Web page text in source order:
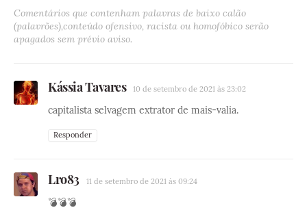
Comentários que contenham palavras de baixo calão
(palavrões),conteúdo ofensivo, racista ou homofóbico serão
apagados sem prévio aviso.
Kássia Tavares 10 de setembro de 2021 às 23:02
capitalista selvagem extrator de mais-valia.
Responder
Lro83 11 de setembro de 2021 às 09:24
💣💣💣